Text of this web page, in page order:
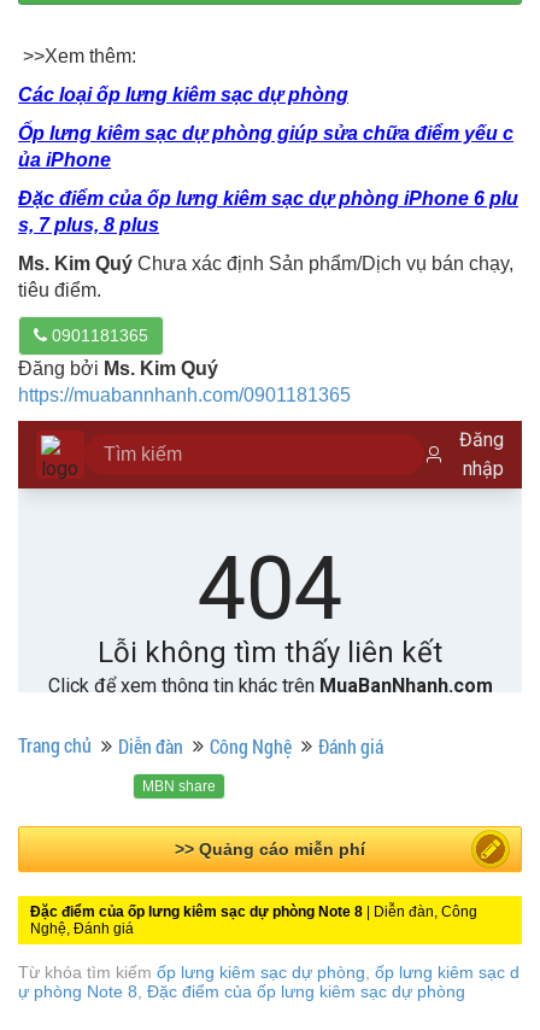
>>Xem thêm:
Các loại ốp lưng kiêm sạc dự phòng
Ốp lưng kiêm sạc dự phòng giúp sửa chữa điểm yếu c
ủa iPhone
Đặc điểm của ốp lưng kiêm sạc dự phòng iPhone 6 plu
s, 7 plus, 8 plus
Ms. Kim Quý Chưa xác định Sản phẩm/Dịch vụ bán chạy,
tiêu điểm.
0901181365
Đăng bởi Ms. Kim Quý
https://muabannhanh.com/0901181365
Trang chủ Diễn đàn Công Nghệ Đánh giá
MBN share
>> Bài PR miễn phí
Đặc điểm của ốp lưng kiêm sạc dự phòng Note 8 | Diễn đàn, Công
Nghệ, Đánh giá
Từ khóa tìm kiếm ốp lưng kiêm sạc dự phòng ốp lưng kiêm sạc d
ự phòng Note 8 Đặc điểm của ốp lưng kiêm sạc dự phòng